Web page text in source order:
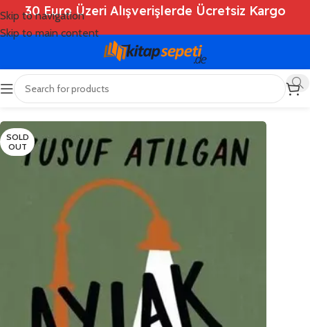
Skip to navigation
Skip to main content
30 Euro Üzeri Alışverişlerde Ücretsiz Kargo
Ana Sayfa Shop
SOLD
OUT